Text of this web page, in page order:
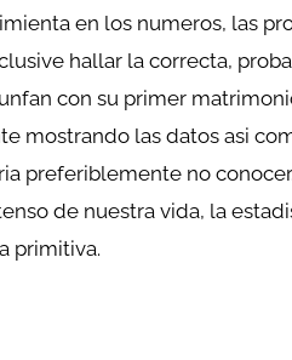
en los numeros, las
hallar la correcta,
con su primer
mostrando las datos asi­
preferiblemente no
de nuestra vida, la
primitiva.